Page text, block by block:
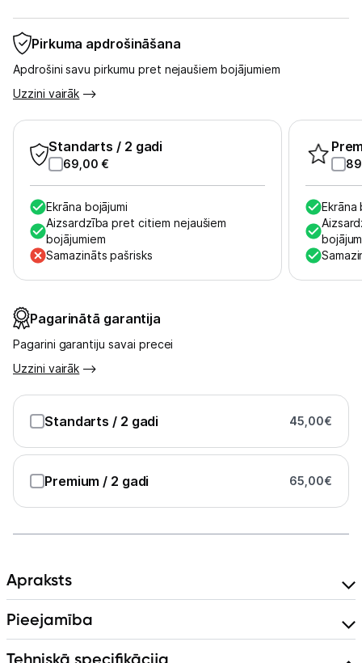
Vēlmju saraksts
Blogs
Piegāde un apmaksa
Tehnikas izvešana
Uzņēmumiem
Tet pakalpojumi
Kontakti
Informācija
Pirkuma apdrošināšana
Apdrošini savu pirkumu pret nejaušiem bojājumiem
Uzzini vairāk
Standarts / 2 gadi
69,00 €
Ekrāna bojājumi
Aizsardzība pret citiem nejaušiem
bojājumiem
Samazināts pašrisks
Ekrāna
Pagarinātā garantija
Pagarini garantiju savai precei
Uzzini vairāk
Standarts / 2 gadi 45,00€
Premium / 2 gadi 65,00€
Apraksts
Pieejamība
Tehniskā specifikācija